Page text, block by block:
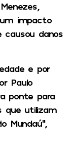
impacto
danos
e por
Paulo
ponte para
que utilizam
Mundaú”,